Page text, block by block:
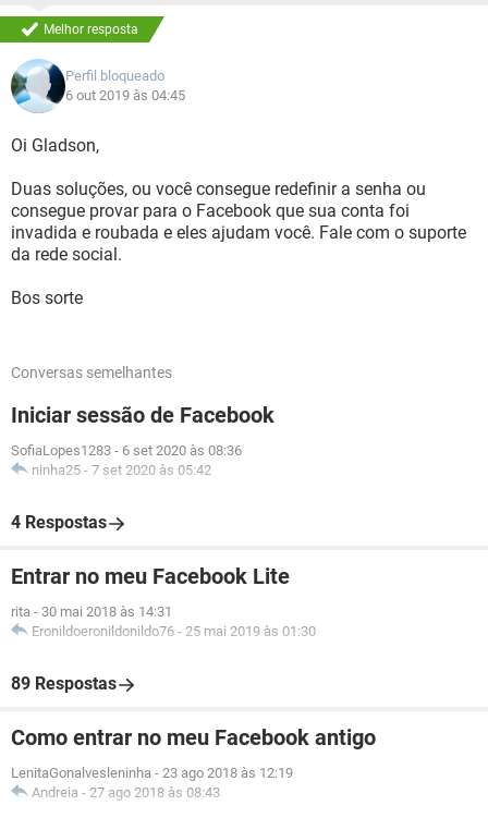
Melhor resposta
Perfil bloqueado
6 out 2019 às 04:45
Oi Gladson,
Duas soluções, ou você consegue redefinir a senha ou
consegue provar para o Facebook que sua conta foi
invadida e roubada e eles ajudam você. Fale com o suporte
da rede social.
Bos sorte
Conversas semelhantes
Iniciar sessão de Facebook
SofiaLopes1283 - 6 set 2020 às 08:36
ninha25 - 7 set 2020 às 05:42
4 Respostas
Entrar no meu Facebook Lite
rita - 30 mai 2018 às 14:31
Eronildoeronildonildo76 - 25 mai 2019 às 01:30
89 Respostas
Como entrar no meu Facebook antigo
LenitaGonalvesleninha - 23 ago 2018 às 12:19
Andreia - 27 ago 2018 às 08:43